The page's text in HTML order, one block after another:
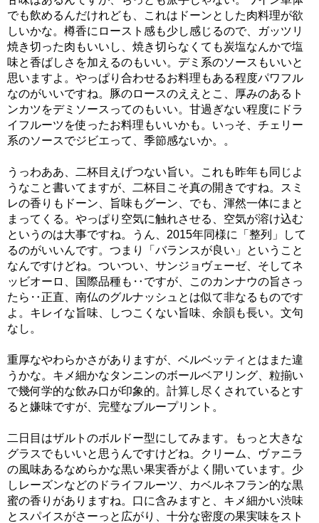
でも飲めるんだけれども、これはドーンとした肉料理が欲
しいかな。樽香にロースト感も少し感じるので、ガッツリ
焼き切った肉もいいし、焼き切らなくても炭塩なんかで塩
味と香ばしさを加えるのもいい。デミ系のソースもいいと
思いますよ。やっぱり合わせるお料理もある程度パワフル
なのがいいですね。豚のロースのええとこ、厚みのあるト
ンカツをデミソースってのもいい。甘過ぎない程度にドラ
イフルーツを使ったお料理もいいかも。いっそ、チェリー
系のソースでジビエって、季節感ないか。。
うっわああ、二杯目えげつない旨い。これも昨年も同じよ
うなこと書いてますが、二杯目こそ真の開きですね。スミ
レの香りもドーン、旨味もグーン、でも、渾然一体にまと
まってくる。やっぱり空気に触れさせる、空気が溶け込む
というのは大事ですね。うん、2015年同様に「整列」して
るのがいいんです。つまり「バランスが良い」ということ
なんですけどね。ついつい、サンジョヴェーゼ、そしてネ
ッビオーロ、国際品種も‥ですが、このカンナウの旨さっ
たら‥正直、南仏のグルナッシュとは似て非なるものです
よ。キレイな旨味、しつこくない旨味、余韻も長い。文句
なし。
重厚なやわらかさがありますが、ベルベッティとはまた違
うかな。キメ細かなタンニンのボールベアリング、粒揃い
で幾何学的な飲み口が印象的。計算し尽くされているとす
ると嫌味ですが、完璧なブループリント。
二日目はザルトのボルドー型にしてみます。もっと大きな
グラスでもいいと思うんですけどね。クリーム、ヴァニラ
の風味あるなめらかな黒い果実香がよく開いています。少
しレーズンなどのドライフルーツ、カベルネフラン的な黒
蜜の香りがありますね。口に含みますと、キメ細かい渋味
とスパイスがさーっと広がり、十分な密度の果実味をスト